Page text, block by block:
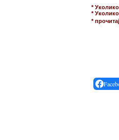
*
*
*